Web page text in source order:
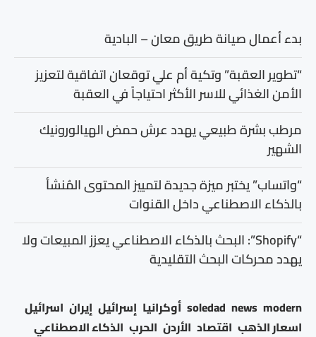
بدء أعمال صيانة طريق معان – البادية
“تطوير العقبة” وتكية أم علي توقعان اتفاقية لتعزيز
الأمن الغذائي للاسر الأكثر احتياجاً في العقبة
مرطب بشرة طبيعي يهدد عرش حمض الهيالورونيك
الشهير
“واتساب” يختبر ميزة جديدة لتمييز المحتوى المُنشأ
بالذكاء الاصطناعي داخل القنوات
“Shopify”: البحث بالذكاء الاصطناعي يعزز المبيعات ولا
يهدد محركات البحث التقليدية
modern
news
soledad أوكرانيا إسرائيل إيران اسرائيل
اسعار الذهب اقتصاد الأردن الحرب الذكاء الاصطناعي